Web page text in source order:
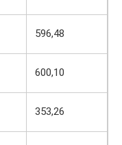
596,48
600,10
353,26